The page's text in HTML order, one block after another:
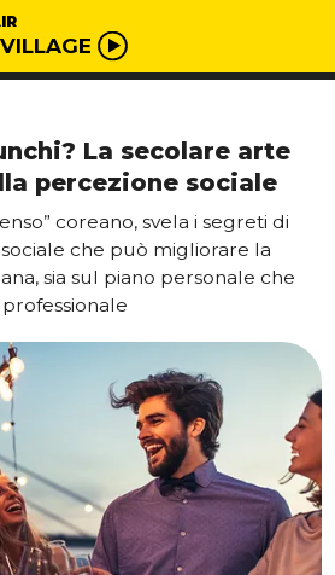
La secolare arte
percezione sociale
coreano, svela i segreti di
che può migliorare la
sia sul piano personale che
professionale